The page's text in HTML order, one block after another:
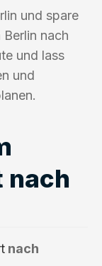
und spare
nach
und lass
und
nach
nach